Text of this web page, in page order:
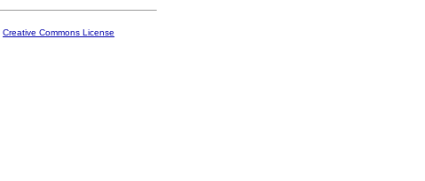
Creative Commons License